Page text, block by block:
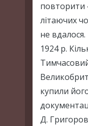
повторити
літаючих
не вдалося.
1924 р.
купили
Д.